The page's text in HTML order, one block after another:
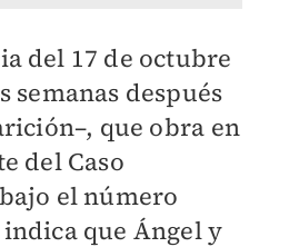
del 17 de octubre
semanas después
que obra en
del Caso
el número
indica que Ángel y